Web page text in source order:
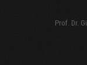
Prof. Dr.